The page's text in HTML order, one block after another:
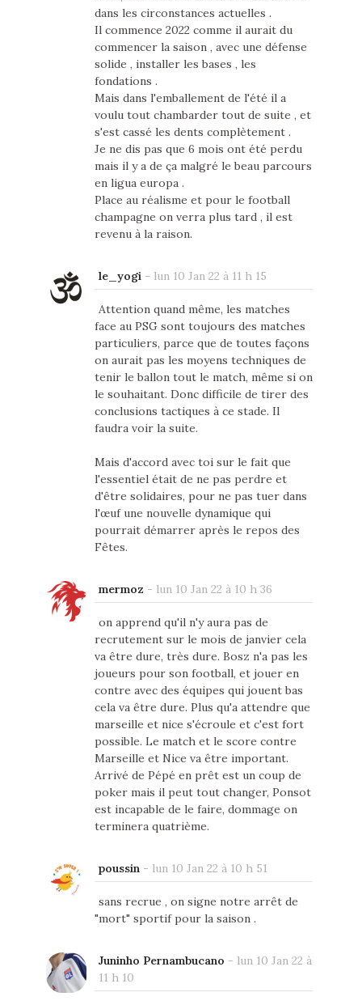
dans les circonstances actuelles .
Il commence 2022 comme il aurait du
commencer la saison , avec une défense
solide , installer les bases , les
fondations .
Mais dans l'emballement de l'été il a
voulu tout chambarder tout de suite , et
s'est cassé les dents complètement .
Je ne dis pas que 6 mois ont été perdu
mais il y a de ça malgré le beau parcours
en ligua europa .
Place au réalisme et pour le football
champagne on verra plus tard , il est
revenu à la raison.
le_yogi- lun 10 Jan 22 à 11 h 15
Attention quand même, les matches
face au PSG sont toujours des matches
particuliers, parce que de toutes façons
on aurait pas les moyens techniques de
tenir le ballon tout le match, même si on
le souhaitant. Donc difficile de tirer des
conclusions tactiques à ce stade. Il
faudra voir la suite.
Mais d'accord avec toi sur le fait que
l'essentiel était de ne pas perdre et
d'être solidaires, pour ne pas tuer dans
l'œuf une nouvelle dynamique qui
pourrait démarrer après le repos des
Fêtes.
mermoz - lun 10 Jan 22 à 10 h 36
on apprend qu'il n'y aura pas de
recrutement sur le mois de janvier cela
va être dure, très dure. Bosz n'a pas les
joueurs pour son football, et jouer en
contre avec des équipes qui jouent bas
cela va être dure. Plus qu'a attendre que
marseille et nice s'écroule et c'est fort
possible. Le match et le score contre
Marseille et Nice va être important.
Arrivé de Pépé en prêt est un coup de
poker mais il peut tout changer, Ponsot
est incapable de le faire, dommage on
terminera quatrième.
poussin- lun 10 Jan 22 à 10 h 51
sans recrue , on signe notre arrêt de
"mort" sportif pour la saison .
Juninho Pernambucano - lun 10 Jan 22 à
11 h 10